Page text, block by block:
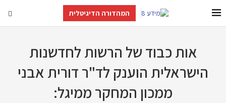
המהדורה הדיגיטלית
אות כבוד של הרשות לחדשנות
הישראלית הוענק לד"ר דורית אבני
ממכון המחקר ממיגל: